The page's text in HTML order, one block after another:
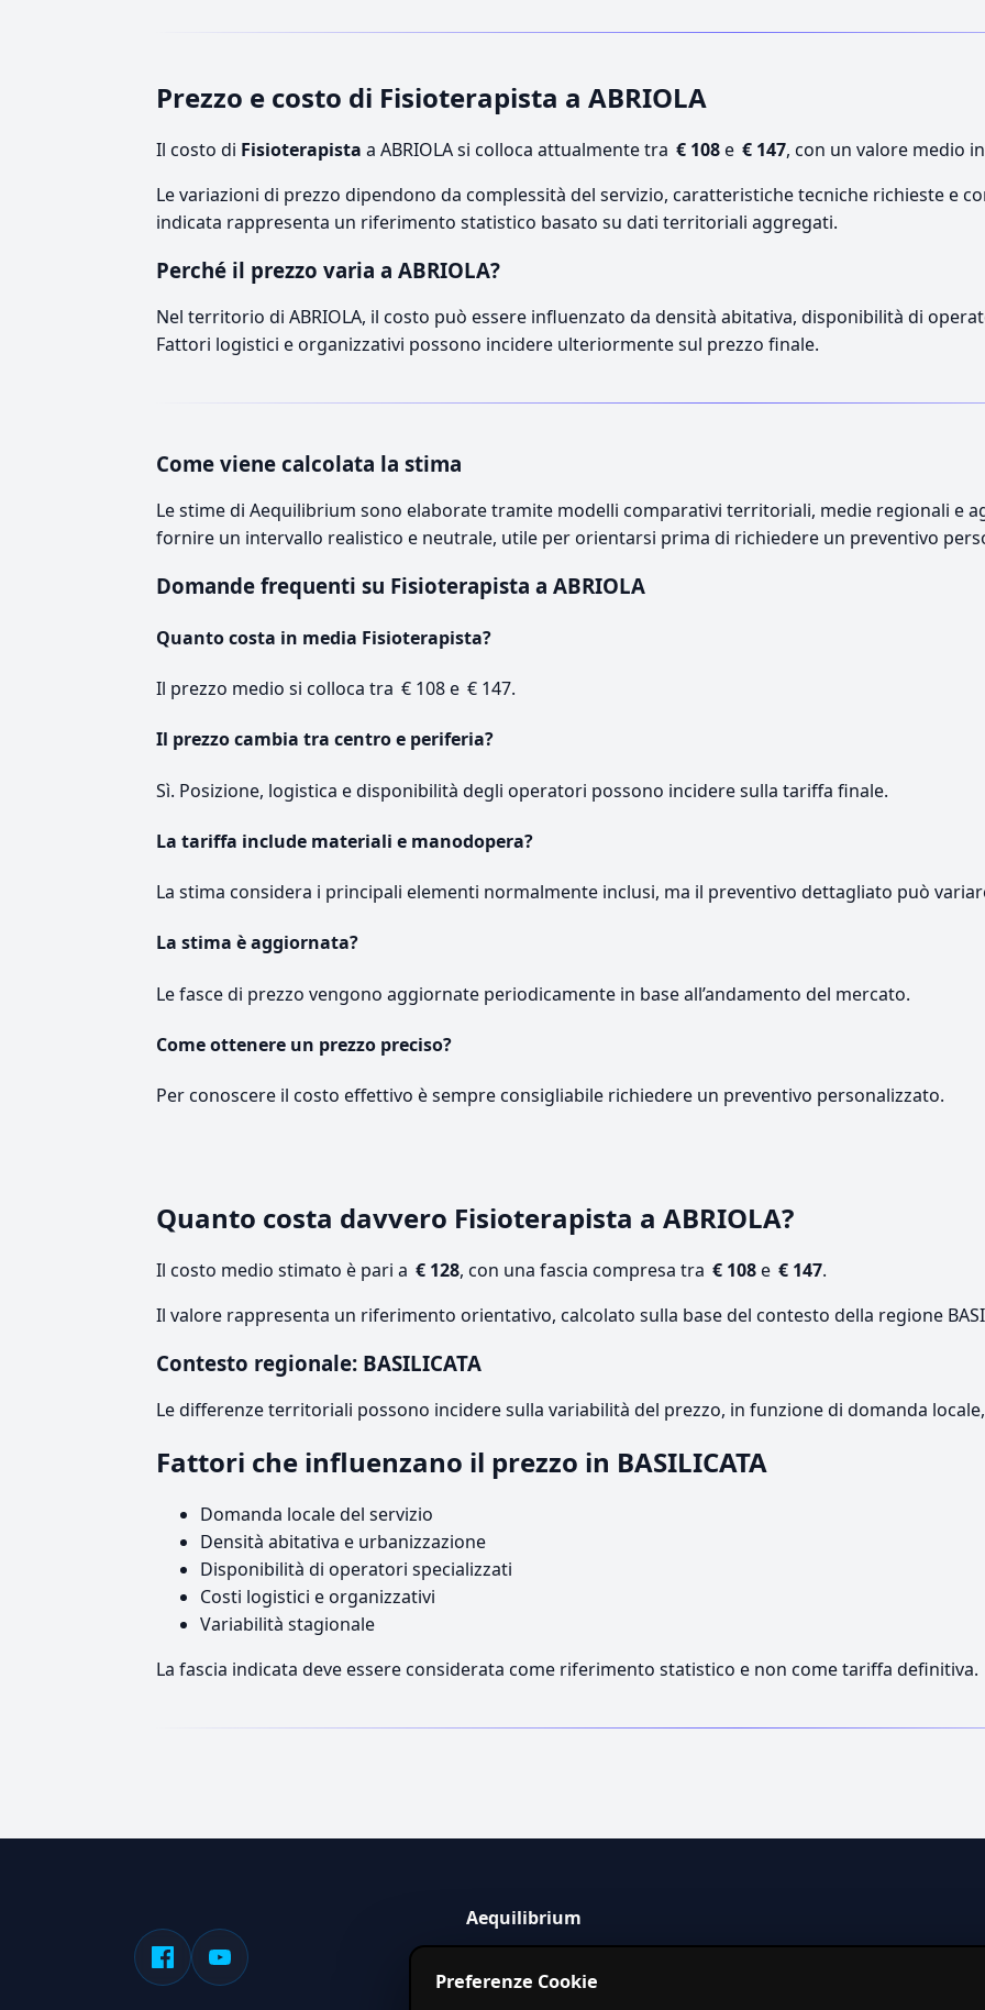
Prezzo e costo di Fisioterapista a ABRIOLA
Il costo di Fisioterapista a ABRIOLA si colloca attualmente tra € 108e € 147, con un valore medio
Le variazioni di prezzo dipendono da complessità del servizio, caratteristiche tecniche richieste e
indicata rappresenta un riferimento statistico basato su dati territoriali aggregati.
Perché il prezzo varia a ABRIOLA?
Nel territorio di ABRIOLA, il costo può essere influenzato da densità abitativa, disponibilità di
Fattori logistici e organizzativi possono incidere ulteriormente sul prezzo finale.
Come viene calcolata la stima
Le stime di Aequilibrium sono elaborate tramite modelli comparativi territoriali, medie regionali e
fornire un intervallo realistico e neutrale, utile per orientarsi prima di richiedere un preventivo
Domande frequenti su Fisioterapista a ABRIOLA
Quanto costa in media Fisioterapista?
Il prezzo medio si colloca tra € 108 e € 147.
Il prezzo cambia tra centro e periferia?
Sì. Posizione, logistica e disponibilità degli operatori possono incidere sulla tariffa finale.
La tariffa include materiali e manodopera?
La stima considera i principali elementi normalmente inclusi, ma il preventivo dettagliato può
La stima è aggiornata?
Le fasce di prezzo vengono aggiornate periodicamente in base all’andamento del mercato.
Come ottenere un prezzo preciso?
Per conoscere il costo effettivo è sempre consigliabile richiedere un preventivo personalizzato.
Quanto costa davvero Fisioterapista a ABRIOLA?
Il costo medio stimato è pari a € 128, con una fascia compresa tra € 108e € 147.
Il valore rappresenta un riferimento orientativo, calcolato sulla base del contesto della regione
Contesto regionale: BASILICATA
Le differenze territoriali possono incidere sulla variabilità del prezzo, in funzione di domanda
Fattori che influenzano il prezzo in BASILICATA
Domanda locale del servizio
Densità abitativa e urbanizzazione
Disponibilità di operatori specializzati
Costi logistici e organizzativi
Variabilità stagionale
La fascia indicata deve essere considerata come riferimento statistico e non come tariffa definitiva.
Aequilibrium
servizi in Italia.
Preferenze Cookie